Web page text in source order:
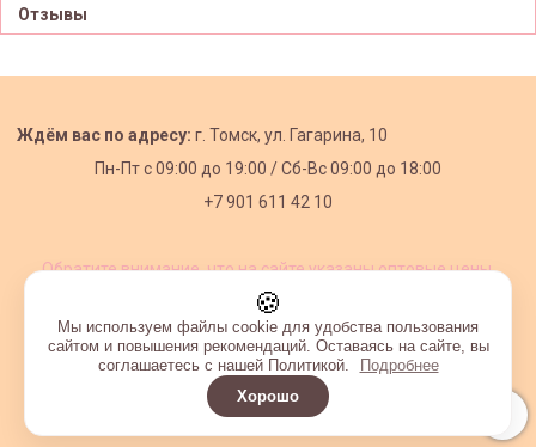
Отзывы
Ждём вас по адресу: г. Томск, ул. Гагарина, 10
Пн-Пт с09:00 до 19:00 /Сб-Вс 09:00 до 18:00
+7 901 611 42 10
Обратите внимание, что на сайте указаны оптовые цены,
Интернет-магазин создан на InSales
🍪
Мы используем файлы cookie для удобства пользования
сайтом и повышения рекомендаций. Оставаясь на сайте, вы
соглашаетесь с нашей Политикой.
Подробнее
Хорошо